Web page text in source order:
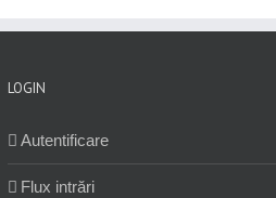
LOGIN
Autentificare
Flux intrări